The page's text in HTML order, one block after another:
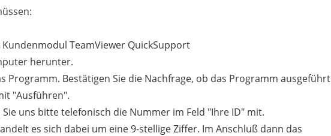
Kundenmodul TeamViewer QuickSupport
herunter.
Programm. Bestätigen Sie die Nachfrage, ob das Programm ausgeführt
"Ausführen".
uns bitte telefonisch die Nummer im Feld "Ihre ID" mit.
es sich dabei um eine 9-stellige Ziffer. Im Anschluß dann das